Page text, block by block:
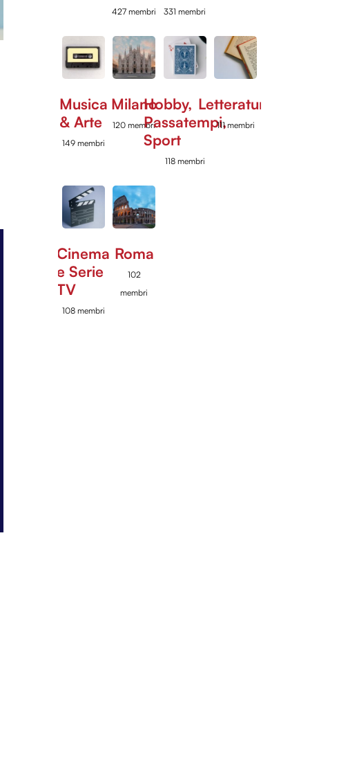
427 membri 331 membri
Musica
& Arte
149 membri
Milano
120 membri
Hobby,
Passatempi,
Sport
118 membri
Letteratura
111 membri
Cinema
e Serie
TV
108 membri
Roma
102
membri